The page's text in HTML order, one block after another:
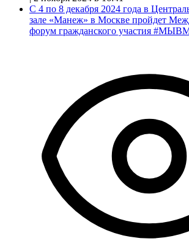
С 4 по 8 декабря 2024 года в
зале «Манеж» в Москве пройдет
форум гражданского участия